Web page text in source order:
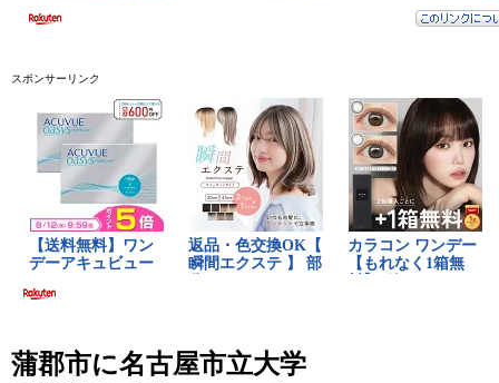
スポンサーリンク
蒲郡市に名古屋市立大学